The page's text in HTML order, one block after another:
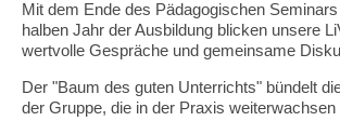
Mit dem Ende des Pädagogischen
halben Jahr der Ausbildung blicken unsere
wertvolle Gespräche und gemeinsame
Der "Baum des guten Unterrichts" bündelt
der Gruppe, die in der Praxis weiterwachsen